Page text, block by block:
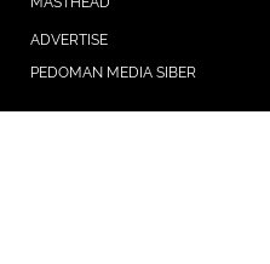
ADVERTISE
PEDOMAN MEDIA SIBER